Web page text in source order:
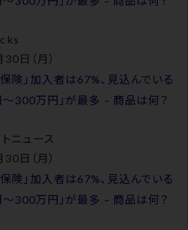
日（月）
険」加入者は67%、見込んでいる
300万円」が最多 – 商品は何？
ニュース
日（月）
険」加入者は67%、見込んでいる
300万円」が最多 – 商品は何？